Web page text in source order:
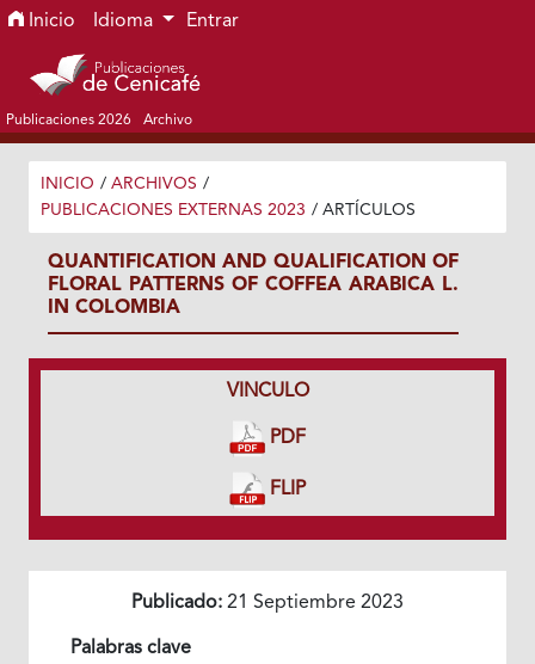
Ir al menú de navegación principal
Ir al contenido principal
Ir al pie de página del sitio
Inicio Idioma Entrar
Publicaciones 2026 Archivo
INICIO / ARCHIVOS /
PUBLICACIONES EXTERNAS 2023 / ARTÍCULOS
QUANTIFICATION AND QUALIFICATION OF
FLORAL PATTERNS OF COFFEA ARABICA L.
IN COLOMBIA
VINCULO
PDF
FLIP
Publicado: 21 Septiembre 2023
Palabras clave